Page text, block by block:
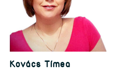
Kovács Tímea